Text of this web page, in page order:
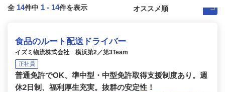
全 14件中 1 - 14件を表示
食品のルート配送ドライバー
イズミ物流株式会社 横浜第2／第3Team
正社員
普通免許でOK、準中型・中型免許取得支援制度あり。週
休2日制、福利厚生充実。抜群の安定性！